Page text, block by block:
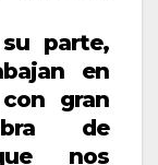
parte,
en
gran
de
nos